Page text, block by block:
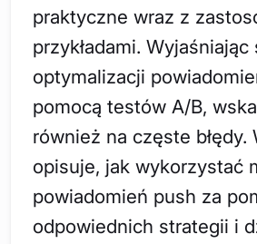
praktyczne wraz z
przykładami.
optymalizacji
pomocą testów A/B,
również na częste błędy.
opisuje, jak wykorzystać
powiadomień push za
odpowiednich strategii i